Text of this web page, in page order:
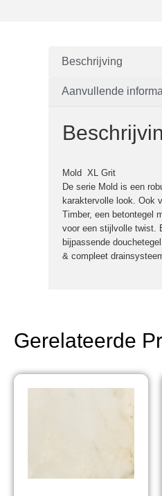
Beschrijving
Aanvullende
Mold XL Grit
De serie Mold is een
karaktervolle look. Ook
Timber, een betontegel
voor een stijlvolle twist.
bijpassende
& compleet
Gerelateerde